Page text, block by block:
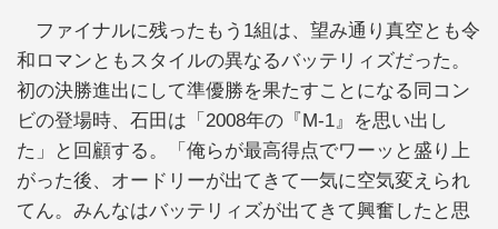
ファイナルに残ったもう1組は、望み通り真空とも令
和ロマンともスタイルの異なるバッテリィズだった。
初の決勝進出にして準優勝を果たすことになる同コン
ビの登場時、石田は「2008年の『M‐1』を思い出し
た」と回顧する。「俺らが最高得点でワーッと盛り上
がった後、オードリーが出てきて一気に空気変えられ
てん。みんなはバッテリィズが出てきて興奮したと思